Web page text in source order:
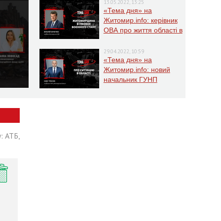
13.05.2022, 13:25
«Тема дня» на
Житомир.info: керівник
ОВА про життя області в
29.04.2022, 10:59
«Тема дня» на
Житомир.info: новий
начальник ГУНП
АТБ,